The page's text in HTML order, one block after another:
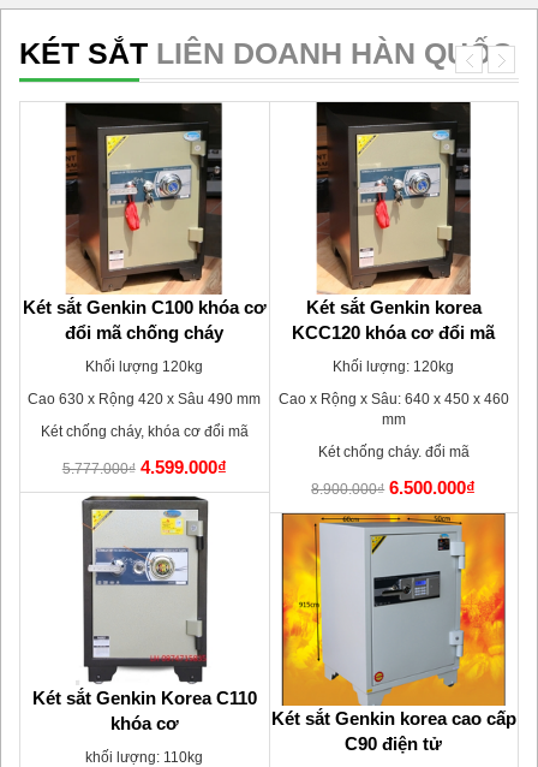
KÉT SẮT LIÊN DOANH HÀN QUỐC
Két sắt Genkin C100 khóa cơ
đổi mã chống cháy
Khối lượng 120kg
Cao 630 x Rộng 420 x Sâu 490 mm
Két chống cháy, khóa cơ đổi mã
5.777.000₫ 4.599.000₫
Két sắt Genkin Korea C110
khóa cơ
khối lượng: 110kg
Két sắt Genkin korea
KCC120 khóa cơ đổi mã
Khối lượng: 120kg
Cao x Rộng x Sâu: 640 x 450 x 460
mm
Két chống cháy. đổi mã
8.900.000₫ 6.500.000₫
Két sắt Genkin korea cao cấp
C90 điện tử